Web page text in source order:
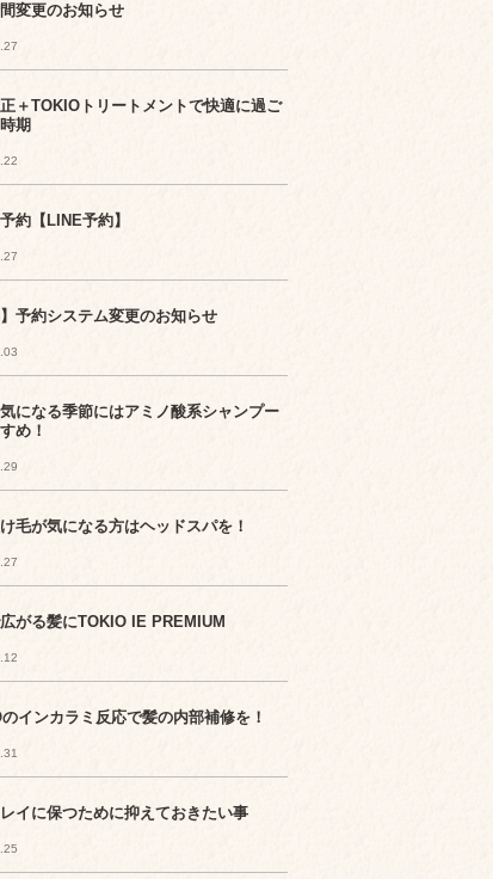
変更のお知らせ
＋TOKIOトリートメントで快適に過ご
期
約【LINE予約】
】予約システム変更のお知らせ
になる季節にはアミノ酸系シャンプー
め！
毛が気になる方はヘッドスパを！
がる髪にTOKIO IE PREMIUM
インカラミ反応で髪の内部補修を！
イに保つために抑えておきたい事